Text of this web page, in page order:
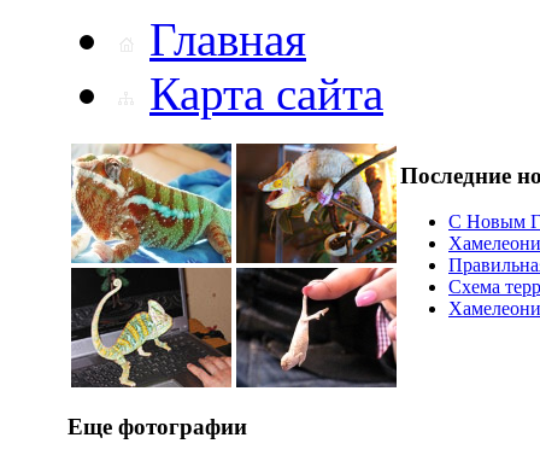
Главная
Карта сайта
Последние
С Новым
Схема
Еще фотографии